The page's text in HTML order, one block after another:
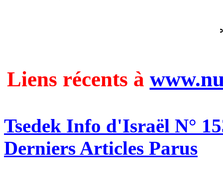
Liens récents à
Tsedek Info d'Israël N°
Derniers Articles Parus